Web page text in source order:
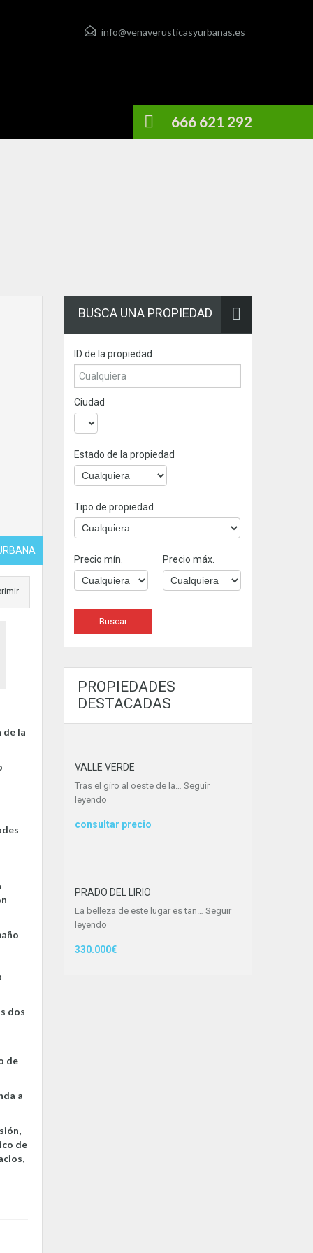
info@venaverusticasyurbanas.es
666 621 292
de la
dos
de
a
de
BUSCA UNA PROPIEDAD
ID de la propiedad
Ciudad
Estado de la propiedad
Tipo de propiedad
Precio mín. Precio máx.
PROPIEDADES
DESTACADAS
VALLE VERDE
Tras el giro al oeste de la… Seguir
leyendo
consultar precio
PRADO DEL LIRIO
La belleza de este lugar es tan… Seguir
leyendo
330.000€